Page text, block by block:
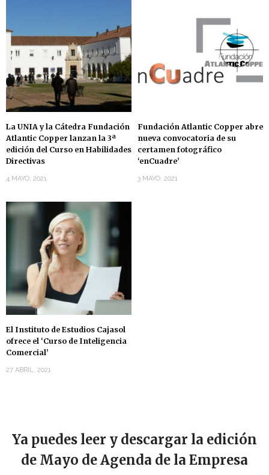
La UNIA y la Cátedra Fundación
Atlantic Copper lanzan la 3ª
edición del Curso en Habilidades
Directivas
4 MAYO, 2021
Fundación Atlantic Copper abre
nueva convocatoria de su
certamen fotográfico
‘enCuadre’
3 MAYO, 2021
El Instituto de Estudios Cajasol
ofrece el ‘Curso de Inteligencia
Comercial’
27 ABRIL, 2021
Ya puedes leer y descargar la edición
de Mayo de Agenda de la Empresa